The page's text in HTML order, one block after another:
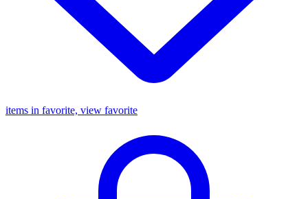
items in favorite, view favorite